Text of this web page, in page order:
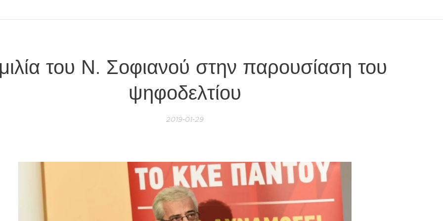
του Ν. Σοφιανού στην παρουσίαση του
ψηφοδελτίου
2019-01-29